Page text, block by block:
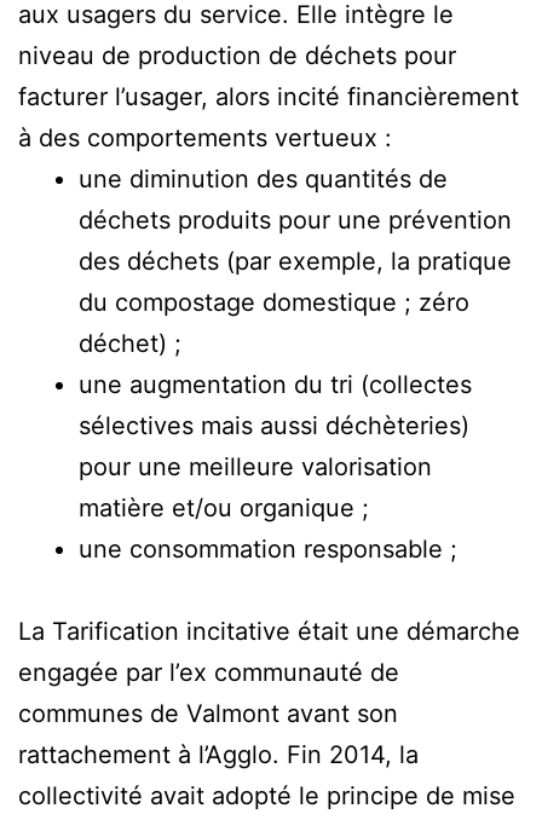
aux usagers du service. Elle intègre le
niveau de production de déchets pour
facturer l’usager, alors incité financièrement
à des comportements vertueux :
une diminution des quantités de
déchets produits pour une prévention
des déchets (par exemple, la pratique
du compostage domestique ; zéro
déchet) ;
une augmentation du tri (collectes
sélectives mais aussi déchèteries)
pour une meilleure valorisation
matière et/ou organique ;
une consommation responsable ;
La Tarification incitative était une démarche
engagée par l’ex communauté de
communes de Valmont avant son
rattachement à l’Agglo. Fin 2014, la
collectivité avait adopté le principe de mise